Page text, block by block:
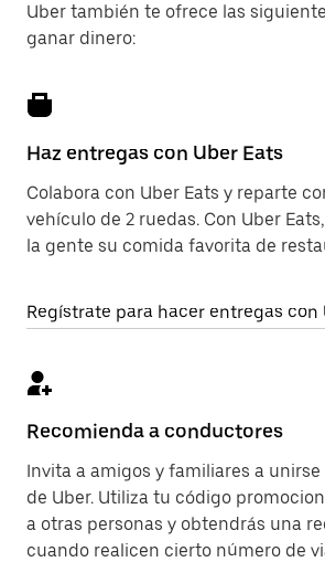
Uber también te ofrece las
ganar dinero:
Haz entregas con Uber Eats
Colabora con Uber Eats y reparte
vehículo de 2 ruedas. Con Uber
la gente su comida favorita de
Regístrate para hacer entregas con
Recomienda a conductores
Invita a amigos y familiares a
de Uber. Utiliza tu código
a otras personas y obtendrás una
cuando realicen cierto número de